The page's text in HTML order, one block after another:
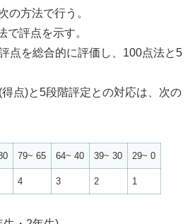
の方法で行う。
で評点を示す。
点を総合的に評価し、100点法と5
点)と5段階評定との対応は、次の
79~ 65 64~ 40 39~ 30 29~ 0
4 3 2 1